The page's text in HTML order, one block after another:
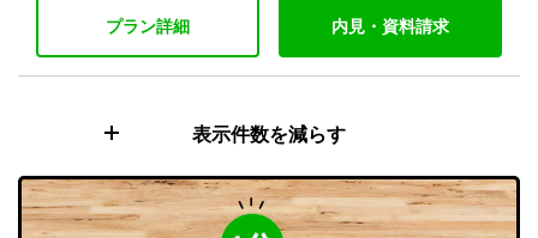
プラン詳細 内見・資料請求
表示件数を減らす